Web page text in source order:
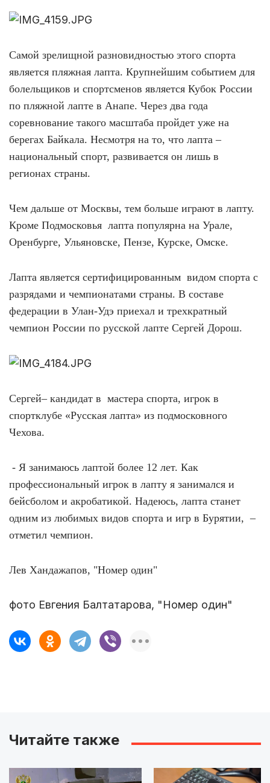
Самой зрелищной разновидностью этого спорта
является пляжная лапта. Крупнейшим событием для
болельщиков и спортсменов является Кубок России
по пляжной лапте в Анапе. Через два года
соревнование такого масштаба пройдет уже на
берегах Байкала. Несмотря на то, что лапта –
национальный спорт, развивается он лишь в
регионах страны.
Чем дальше от Москвы, тем больше играют в лапту.
Кроме Подмосковья лапта популярна на Урале,
Оренбурге, Ульяновске, Пензе, Курске, Омске.
Лапта является сертифицированным видом спорта с
разрядами и чемпионатами страны. В составе
федерации в Улан-Удэ приехал и трехкратный
чемпион России по русской лапте Сергей Дорош.
Сергей– кандидат в мастера спорта, игрок в
спортклубе «Русская лапта» из подмосковного
Чехова.
- Я занимаюсь лаптой более 12 лет. Как
профессиональный игрок в лапту я занимался и
бейсболом и акробатикой. Надеюсь, лапта станет
одним из любимых видов спорта и игр в Бурятии, –
отметил чемпион.
Лев Хандажапов, "Номер один"
фото Евгения Балтатарова, "Номер один"
Читайте также